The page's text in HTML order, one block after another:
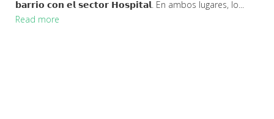
𝗯𝗮𝗿𝗿𝗶𝗼 𝗰𝗼𝗻 𝗲𝗹 𝘀𝗲𝗰𝘁𝗼𝗿 𝗛𝗼𝘀𝗽𝗶𝘁𝗮𝗹. En ambos lugares, lo...
Read more